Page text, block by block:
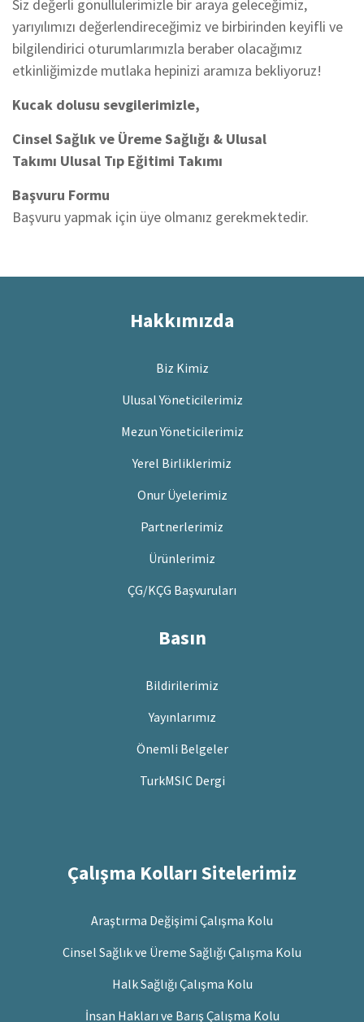
Siz değerli gönüllülerimizle bir araya geleceğimiz,
yarıyılımızı değerlendireceğimiz ve birbirinden keyifli ve
bilgilendirici oturumlarımızla beraber olacağımız
etkinliğimizde mutlaka hepinizi aramıza bekliyoruz!
Kucak dolusu sevgilerimizle,
Cinsel Sağlık ve Üreme Sağlığı & Ulusal
Takımı Ulusal Tıp Eğitimi Takımı
Başvuru Formu
Başvuru yapmak için üye olmanız gerekmektedir.
Hakkımızda
Biz Kimiz
Ulusal Yöneticilerimiz
Mezun Yöneticilerimiz
Yerel Birliklerimiz
Onur Üyelerimiz
Partnerlerimiz
Ürünlerimiz
ÇG/KÇG Başvuruları
Basın
Bildirilerimiz
Yayınlarımız
Önemli Belgeler
TurkMSIC Dergi
Çalışma Kolları Sitelerimiz
Araştırma Değişimi Çalışma Kolu
Cinsel Sağlık ve Üreme Sağlığı Çalışma Kolu
Halk Sağlığı Çalışma Kolu
İnsan Hakları ve Barış Çalışma Kolu